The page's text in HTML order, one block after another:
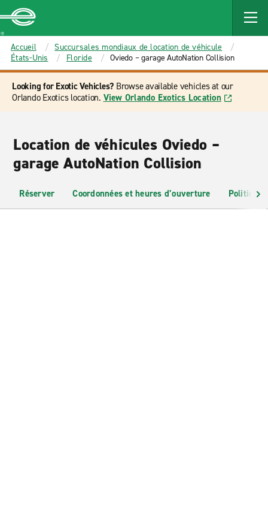
MAIN
CONTENT
Enterprise
Accueil
Succursales mondiaux de location de véhicule
États-Unis
Floride Oviedo – garage AutoNation Collision
Looking for Exotic Vehicles? Browse available vehicles at our
Orlando Exotics location. View Orlando Exotics Location
Location de véhicules Oviedo –
garage AutoNation Collision
Réserver Coordonnées et heures d’ouverture Politiques